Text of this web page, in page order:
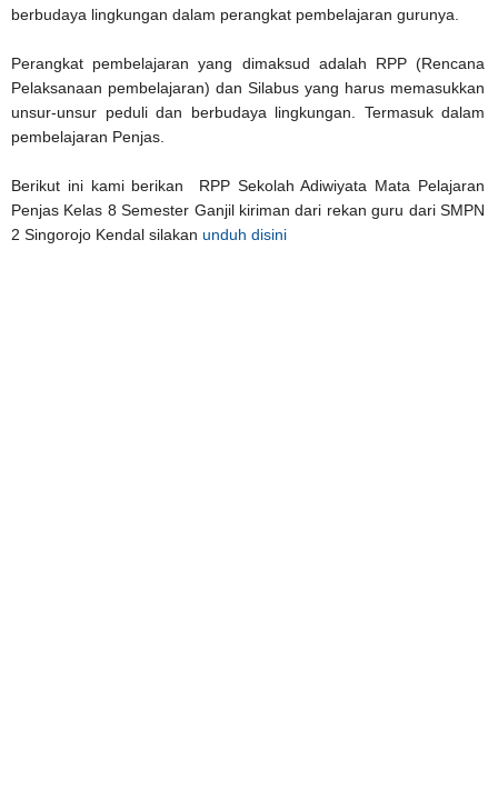
berbudaya lingkungan dalam perangkat pembelajaran gurunya.
Perangkat pembelajaran yang dimaksud adalah RPP (Rencana
Pelaksanaan pembelajaran) dan Silabus yang harus memasukkan
unsur-unsur peduli dan berbudaya lingkungan. Termasuk dalam
pembelajaran Penjas.
Berikut ini kami berikan RPP Sekolah Adiwiyata Mata Pelajaran
Penjas Kelas 8 Semester Ganjil kiriman dari rekan guru dari SMPN
2 Singorojo Kendal silakan unduh disini